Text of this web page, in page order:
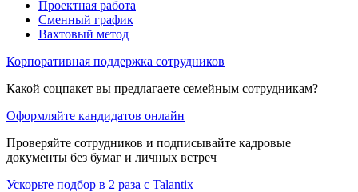
Проектная работа
Сменный график
Вахтовый метод
Корпоративная поддержка сотрудников
Какой соцпакет вы предлагаете семейным сотрудникам?
Оформляйте кандидатов онлайн
Проверяйте сотрудников и подписывайте кадровые
документы без бумаг и личных встреч
Ускорьте подбор в 2 раза с Talantix